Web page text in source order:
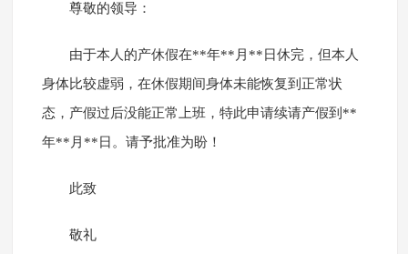
尊敬的领导：
由于本人的产休假在**年**月**日休完，但本人
身体比较虚弱，在休假期间身体未能恢复到正常状
态，产假过后没能正常上班，特此申请续请产假到**
年**月**日。请予批准为盼！
此致
敬礼